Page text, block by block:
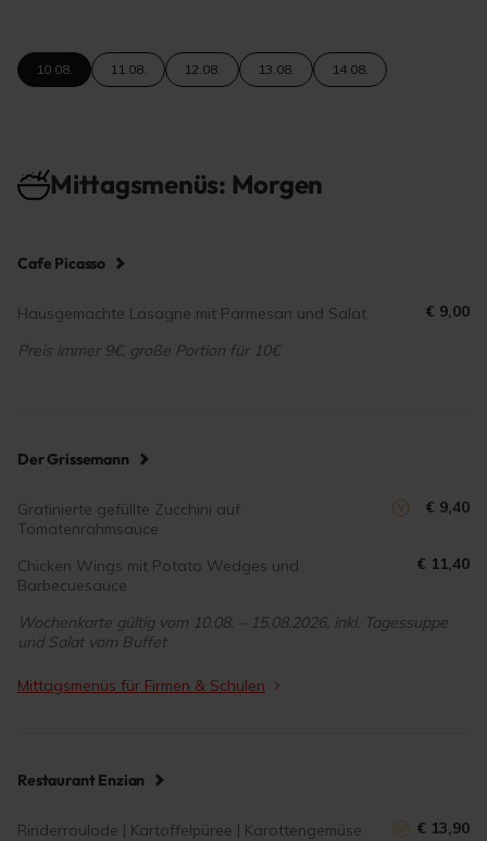
10.08. 11.08. 12.08. 13.08. 14.08.
Mittagsmenüs: Morgen
Cafe Picasso
Hausgemachte Lasagne mit Parmesan und Salat
€ 9,00
Preis immer 9€, große Portion für 10€
Der Grissemann
Gratinierte gefüllte Zucchini auf
Tomatenrahmsauce
€ 9,40
Chicken Wings mit Potato Wedges und
Barbecuesauce
€ 11,40
Wochenkarte gültig vom 10.08. – 15.08.2026, inkl. Tagessuppe
und Salat vom Buffet
Mittagsmenüs für Firmen & Schulen
Restaurant Enzian
Rinderroulade | Kartoffelpüree | Karottengemüse
€ 13,90